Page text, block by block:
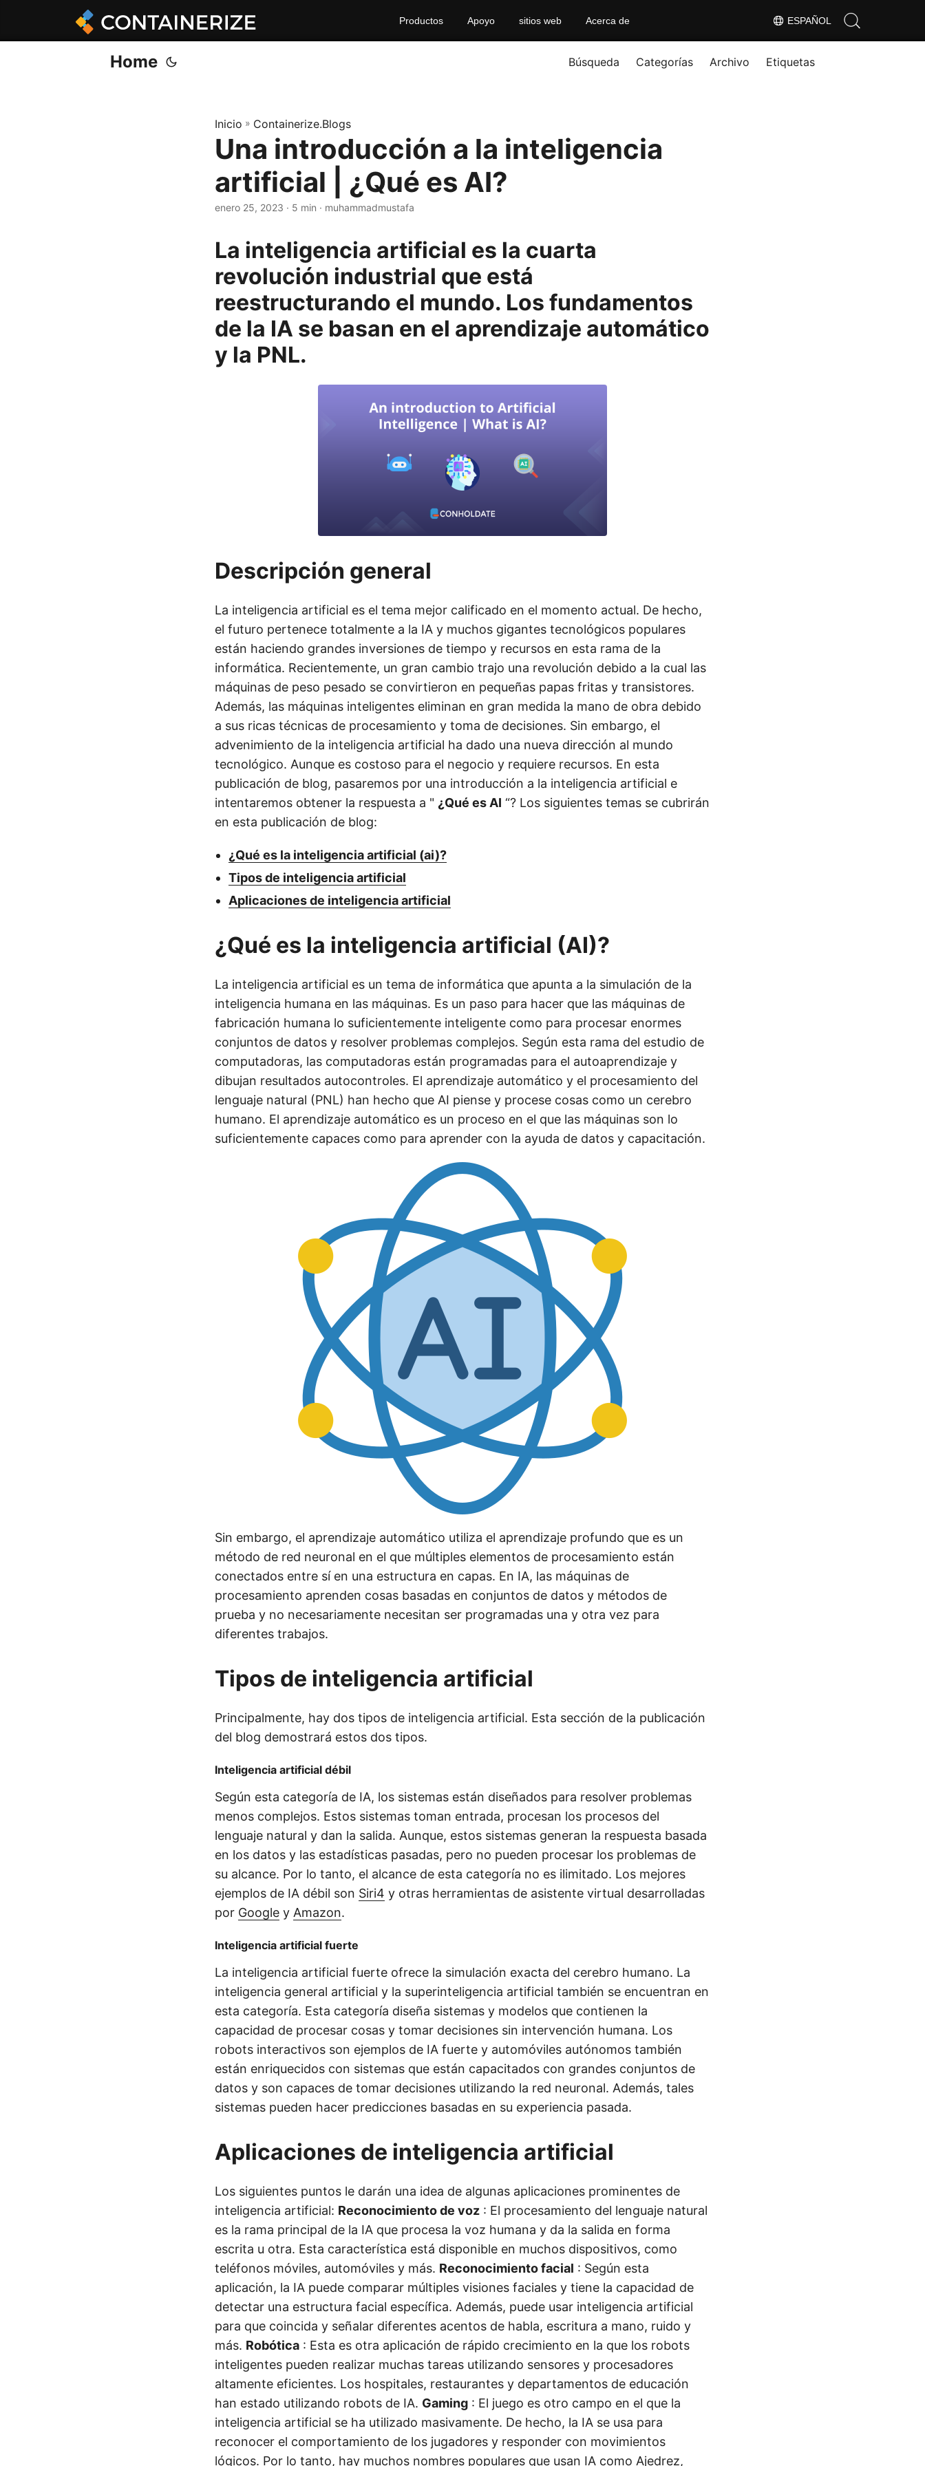
ESPAÑOL
Productos Apoyo sitios web Acerca de
Home Búsqueda Categorías Archivo Etiquetas
Inicio » Containerize.Blogs
Una introducción a la inteligencia
artificial | ¿Qué es AI?
enero 25, 2023 · 5 min · muhammadmustafa
La inteligencia artificial es la cuarta
revolución industrial que está
reestructurando el mundo. Los fundamentos
de la IA se basan en el aprendizaje automático
y la PNL.
Descripción general
La inteligencia artificial es el tema mejor calificado en el momento actual. De hecho,
el futuro pertenece totalmente a la IA y muchos gigantes tecnológicos populares
están haciendo grandes inversiones de tiempo y recursos en esta rama de la
informática. Recientemente, un gran cambio trajo una revolución debido a la cual las
máquinas de peso pesado se convirtieron en pequeñas papas fritas y transistores.
Además, las máquinas inteligentes eliminan en gran medida la mano de obra debido
a sus ricas técnicas de procesamiento y toma de decisiones. Sin embargo, el
advenimiento de la inteligencia artificial ha dado una nueva dirección al mundo
tecnológico. Aunque es costoso para el negocio y requiere recursos. En esta
publicación de blog, pasaremos por una introducción a la inteligencia artificial e
intentaremos obtener la respuesta a " ¿Qué es AI “? Los siguientes temas se cubrirán
en esta publicación de blog:
¿Qué es la inteligencia artificial (ai)?
Tipos de inteligencia artificial
Aplicaciones de inteligencia artificial
¿Qué es la inteligencia artificial (AI)?
La inteligencia artificial es un tema de informática que apunta a la simulación de la
inteligencia humana en las máquinas. Es un paso para hacer que las máquinas de
fabricación humana lo suficientemente inteligente como para procesar enormes
conjuntos de datos y resolver problemas complejos. Según esta rama del estudio de
computadoras, las computadoras están programadas para el autoaprendizaje y
dibujan resultados autocontroles. El aprendizaje automático y el procesamiento del
lenguaje natural (PNL) han hecho que AI piense y procese cosas como un cerebro
humano. El aprendizaje automático es un proceso en el que las máquinas son lo
suficientemente capaces como para aprender con la ayuda de datos y capacitación.
Sin embargo, el aprendizaje automático utiliza el aprendizaje profundo que es un
método de red neuronal en el que múltiples elementos de procesamiento están
conectados entre sí en una estructura en capas. En IA, las máquinas de
procesamiento aprenden cosas basadas en conjuntos de datos y métodos de
prueba y no necesariamente necesitan ser programadas una y otra vez para
diferentes trabajos.
Tipos de inteligencia artificial
Principalmente, hay dos tipos de inteligencia artificial. Esta sección de la publicación
del blog demostrará estos dos tipos.
Inteligencia artificial débil
Según esta categoría de IA, los sistemas están diseñados para resolver problemas
menos complejos. Estos sistemas toman entrada, procesan los procesos del
lenguaje natural y dan la salida. Aunque, estos sistemas generan la respuesta basada
en los datos y las estadísticas pasadas, pero no pueden procesar los problemas de
su alcance. Por lo tanto, el alcance de esta categoría no es ilimitado. Los mejores
ejemplos de IA débil son Siri4 y otras herramientas de asistente virtual desarrolladas
por Google y Amazon.
Inteligencia artificial fuerte
La inteligencia artificial fuerte ofrece la simulación exacta del cerebro humano. La
inteligencia general artificial y la superinteligencia artificial también se encuentran en
esta categoría. Esta categoría diseña sistemas y modelos que contienen la
capacidad de procesar cosas y tomar decisiones sin intervención humana. Los
robots interactivos son ejemplos de IA fuerte y automóviles autónomos también
están enriquecidos con sistemas que están capacitados con grandes conjuntos de
datos y son capaces de tomar decisiones utilizando la red neuronal. Además, tales
sistemas pueden hacer predicciones basadas en su experiencia pasada.
Aplicaciones de inteligencia artificial
Los siguientes puntos le darán una idea de algunas aplicaciones prominentes de
inteligencia artificial: Reconocimiento de voz : El procesamiento del lenguaje natural
es la rama principal de la IA que procesa la voz humana y da la salida en forma
escrita u otra. Esta característica está disponible en muchos dispositivos, como
teléfonos móviles, automóviles y más. Reconocimiento facial : Según esta
aplicación, la IA puede comparar múltiples visiones faciales y tiene la capacidad de
detectar una estructura facial específica. Además, puede usar inteligencia artificial
para que coincida y señalar diferentes acentos de habla, escritura a mano, ruido y
más. Robótica : Esta es otra aplicación de rápido crecimiento en la que los robots
inteligentes pueden realizar muchas tareas utilizando sensores y procesadores
altamente eficientes. Los hospitales, restaurantes y departamentos de educación
han estado utilizando robots de IA. Gaming : El juego es otro campo en el que la
inteligencia artificial se ha utilizado masivamente. De hecho, la IA se usa para
reconocer el comportamiento de los jugadores y responder con movimientos
lógicos. Por lo tanto, hay muchos nombres populares que usan IA como Ajedrez,